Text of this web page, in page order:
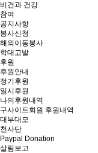
비건과 건강
참여
공지사항
봉사신청
해외이동봉사
학대고발
후원
후원안내
정기후원
일시후원
나의후원내역
구사이트회원 후원내역
대부대모
천사단
Paypal Donation
살림보고